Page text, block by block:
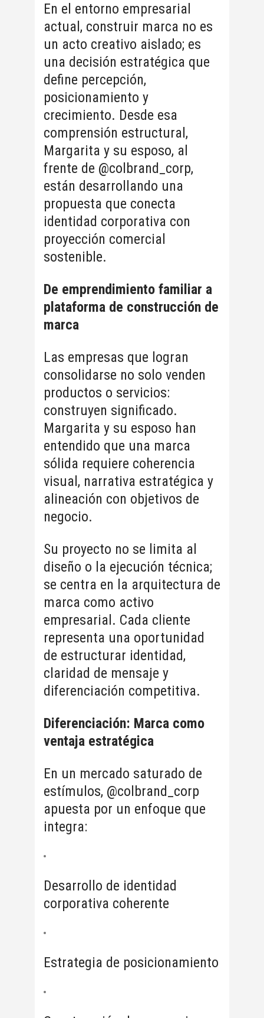
En el entorno empresarial
actual, construir marca no es
un acto creativo aislado; es
una decisión estratégica que
define percepción,
posicionamiento y
crecimiento. Desde esa
comprensión estructural,
Margarita y su esposo, al
frente de @colbrand_corp,
están desarrollando una
propuesta que conecta
identidad corporativa con
proyección comercial
sostenible.
De emprendimiento familiar a
plataforma de construcción de
marca
Las empresas que logran
consolidarse no solo venden
productos o servicios:
construyen significado.
Margarita y su esposo han
entendido que una marca
sólida requiere coherencia
visual, narrativa estratégica y
alineación con objetivos de
negocio.
Su proyecto no se limita al
diseño o la ejecución técnica;
se centra en la arquitectura de
marca como activo
empresarial. Cada cliente
representa una oportunidad
de estructurar identidad,
claridad de mensaje y
diferenciación competitiva.
Diferenciación: Marca como
ventaja estratégica
En un mercado saturado de
estímulos, @colbrand_corp
apuesta por un enfoque que
integra:
Desarrollo de identidad
corporativa coherente
Estrategia de posicionamiento